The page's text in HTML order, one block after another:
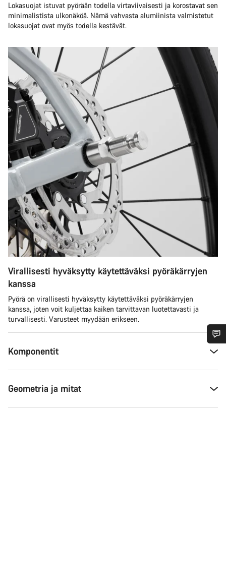
Lokasuojat istuvat pyörään todella virtaviivaisesti ja korostavat sen
minimalistista ulkonäköä. Nämä vahvasta alumiinista valmistetut
lokasuojat ovat myös todella kestävät.
Virallisesti hyväksytty käytettäväksi pyöräkärryjen
kanssa
Pyörä on virallisesti hyväksytty käytettäväksi pyöräkärryjen
kanssa, joten voit kuljettaa kaiken tarvittavan luotettavasti ja
turvallisesti. Varusteet myydään erikseen.
Komponentit
Geometria ja mitat
Tarvitsetko apua?
vastaamaan kysymyksiisi.